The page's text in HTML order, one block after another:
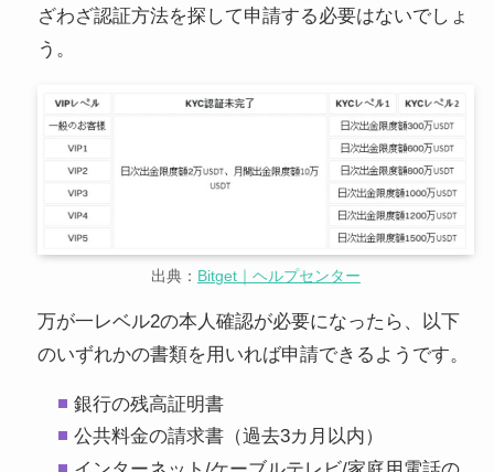
ざわざ認証方法を探して申請する必要はないでしょ
う。
出典： Bitget｜ヘルプセンター
万が一レベル2の本人確認が必要になったら、以下
のいずれかの書類を用いれば申請できるようです。
銀行の残高証明書
公共料金の請求書（過去3カ月以内）